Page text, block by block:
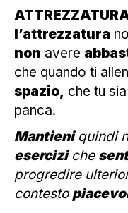
l’attrezzatura
non avere
che quando ti
spazio, che tu
panca.
Mantieniquindi
eserciziche
progredire
contesto